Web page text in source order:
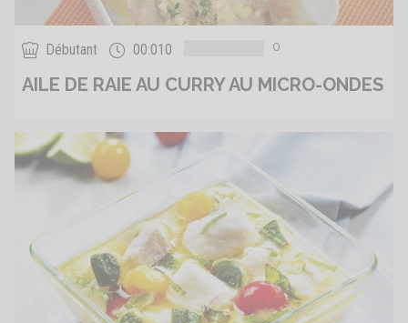
Débutant 00:010 0
AILE DE RAIE AU CURRY AU MICRO-ONDES